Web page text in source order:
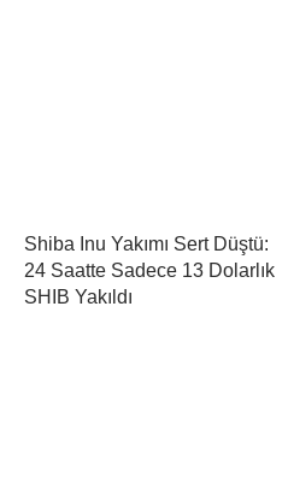
Shiba Inu Yakımı Sert Düştü:
24 Saatte Sadece 13 Dolarlık
SHIB Yakıldı